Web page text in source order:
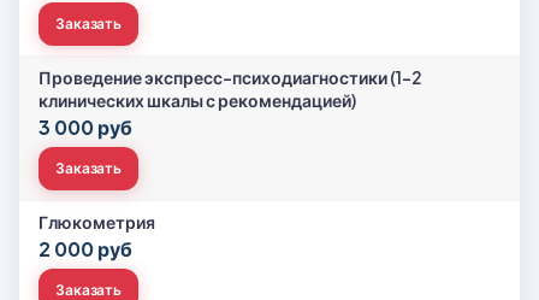
Заказать
Проведение экспресс-психодиагностики (1-2
клинических шкалы с рекомендацией)
3 000 руб
Заказать
Глюкометрия
2 000 руб
Заказать